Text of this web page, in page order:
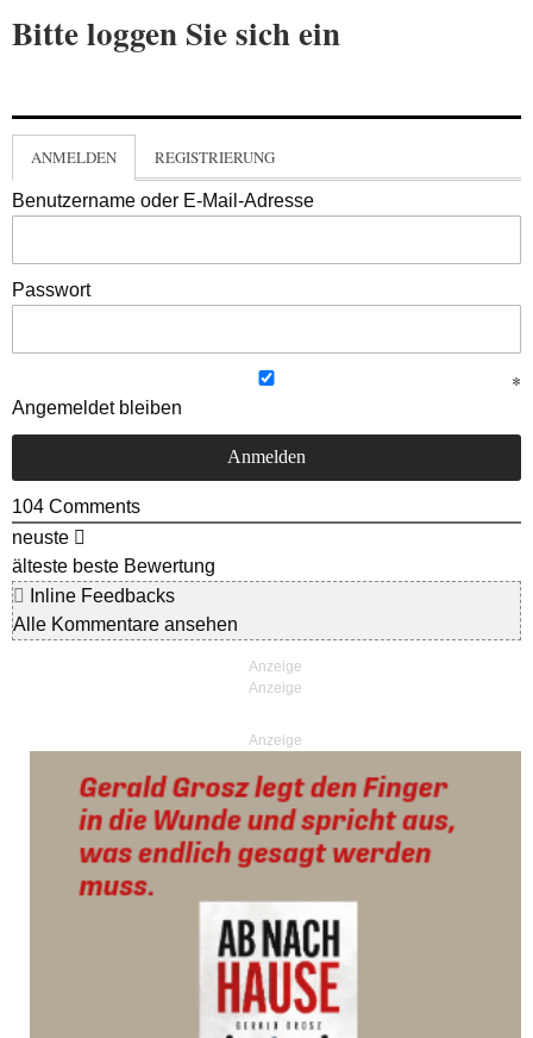
Bitte loggen Sie sich ein
ANMELDEN REGISTRIERUNG
Benutzername oder E-Mail-Adresse
Passwort
Angemeldet bleiben
104 Comments
neuste
älteste beste Bewertung
Inline Feedbacks
Alle Kommentare ansehen
Anzeige